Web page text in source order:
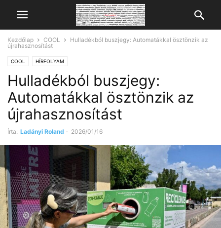
Kezdőlap COOL
Hulladékból buszjegy: Automatákkal ösztönzik az
újrahasznosítást
COOL HÍRFOLYAM
Hulladékból buszjegy:
Automatákkal ösztönzik az
újrahasznosítást
Írta: Ladányi Roland - 2026/01/16